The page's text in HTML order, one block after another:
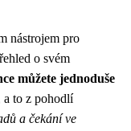
nástrojem pro
o svém
můžete jednoduše
a to z pohodlí
a čekání ve